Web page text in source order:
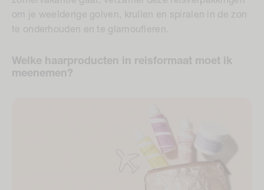
om je weelderige golven, krullen en spiralen in de zon
te onderhouden en te glamoufleren.
Welke haarproducten in reisformaat moet ik
meenemen?